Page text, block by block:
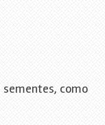
sementes, como